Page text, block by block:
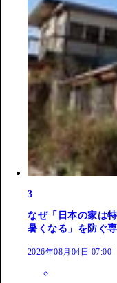
3
なぜ「日本の家は
暑くなる」を防ぐ
2026年08月04日 07:00